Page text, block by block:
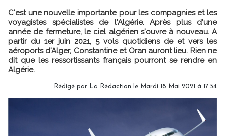
C'est une nouvelle importante pour les compagnies et les
voyagistes spécialistes de l'Algérie. Après plus d'une
année de fermeture, le ciel algérien s'ouvre à nouveau. A
partir du 1er juin 2021, 5 vols quotidiens de et vers les
aéroports d'Alger, Constantine et Oran auront lieu. Rien ne
dit que les ressortissants français pourront se rendre en
Algérie.
Rédigé par La Rédaction le Mardi 18 Mai 2021 à 17:54